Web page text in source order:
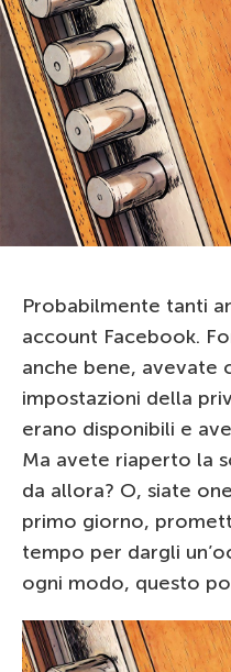
Probabilmente tanti
account Facebook.
anche bene,
impostazioni della
erano disponibili e
Ma avete riaperto la
da allora? O, siate
primo giorno,
tempo per dargli
ogni modo, questo